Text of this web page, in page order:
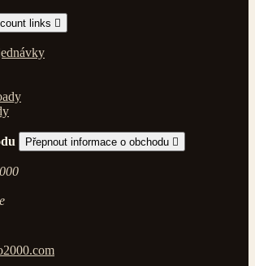
links 
Přepnout informace o obchodu 